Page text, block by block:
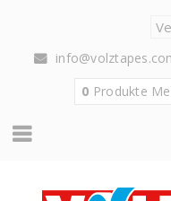
0 Produkte